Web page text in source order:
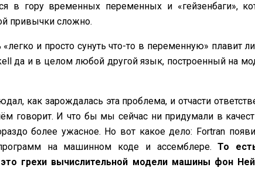
в гору временных переменных и «гейзенбаги»,
привычки сложно.
«легко и просто сунуть что-то в переменную» плавит
да и в целом любой другой язык, построенный на
как зарождалась эта проблема, и отчасти
говорит. И что бы мы сейчас ни придумали в
более ужасное. Но вот какое дело: Fortran
на машинном коде и ассемблере.То
грехи вычислительной модели машины фон